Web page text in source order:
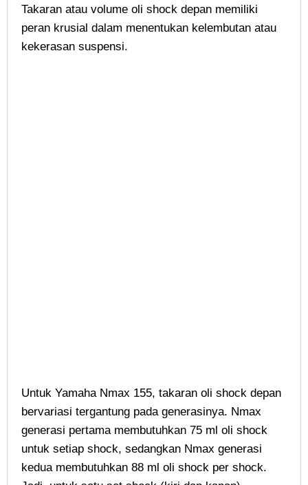
Takaran atau volume oli shock depan memiliki
peran krusial dalam menentukan kelembutan atau
kekerasan suspensi.
Untuk Yamaha Nmax 155, takaran oli shock depan
bervariasi tergantung pada generasinya. Nmax
generasi pertama membutuhkan 75 ml oli shock
untuk setiap shock, sedangkan Nmax generasi
kedua membutuhkan 88 ml oli shock per shock.